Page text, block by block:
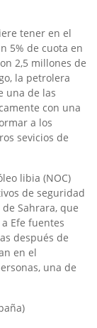
tener en el
5% de cuota en
2,5 millones de
la petrolera
una de las
con una
a los
sevicios de
libia (NOC)
de seguridad
Sahrara, que
Efe fuentes
después de
en el
una de